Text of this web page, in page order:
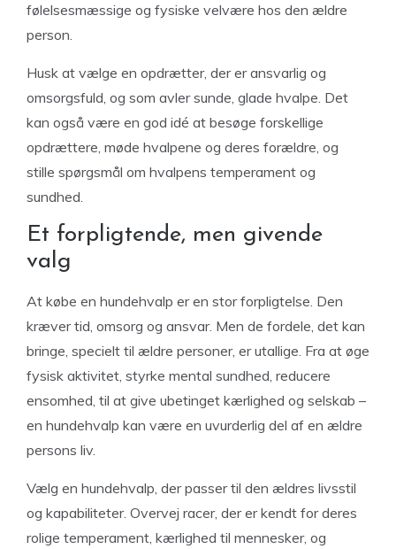
følelsesmæssige og fysiske velvære hos den ældre
person.
Husk at vælge en opdrætter, der er ansvarlig og
omsorgsfuld, og som avler sunde, glade hvalpe. Det
kan også være en god idé at besøge forskellige
opdrættere, møde hvalpene og deres forældre, og
stille spørgsmål om hvalpens temperament og
sundhed.
Et forpligtende, men givende
valg
At købe en hundehvalp er en stor forpligtelse. Den
kræver tid, omsorg og ansvar. Men de fordele, det kan
bringe, specielt til ældre personer, er utallige. Fra at øge
fysisk aktivitet, styrke mental sundhed, reducere
ensomhed, til at give ubetinget kærlighed og selskab –
en hundehvalp kan være en uvurderlig del af en ældre
persons liv.
Vælg en hundehvalp, der passer til den ældres livsstil
og kapabiliteter. Overvej racer, der er kendt for deres
rolige temperament, kærlighed til mennesker, og